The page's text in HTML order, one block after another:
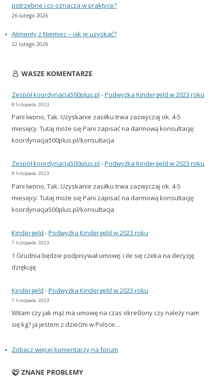
potrzebne i co oznacza w praktyce?
26 lutego 2026
Alimenty z Niemiec – jak je uzyskać?
22 lutego 2026
WASZE KOMENTARZE
Zespół koordynacja500plus.pl -Podwyżka Kindergeld w 2023 roku
8 listopada 2023
Pani Iwono, Tak. Uzyskanie zasiłku trwa zazwyczaj ok. 4-5
miesięcy. Tutaj może się Pani zapisać na darmową konsultację:
koordynacja500plus.pl/konsultacja
Zespół koordynacja500plus.pl -Podwyżka Kindergeld w 2023 roku
8 listopada 2023
Pani Iwono, Tak. Uzyskanie zasiłku trwa zazwyczaj ok. 4-5
miesięcy. Tutaj może się Pani zapisać na darmową konsultację:
koordynacja500plus.pl/konsultacja
Kindergeld -Podwyżka Kindergeld w 2023 roku
7 listopada 2023
1 Grudnia będzie podpisywał umowę. i ile się czeka na decyzję
dziękuję
Kindergeld -Podwyżka Kindergeld w 2023 roku
7 listopada 2023
Witam czy jak mąż ma umowę na czas określony czy należy nam
się kg? ja jestem z dziećmi w Polsce…
Zobacz więcej komentarzy na forum
ZNANE PROBLEMY